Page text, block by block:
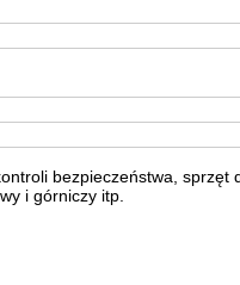
bezpieczeństwa,
i górniczy itp.